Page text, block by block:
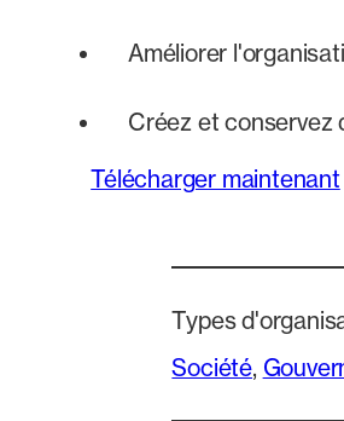
Améliorer
Créez et conservez
Télécharger maintenant
Types
Société,